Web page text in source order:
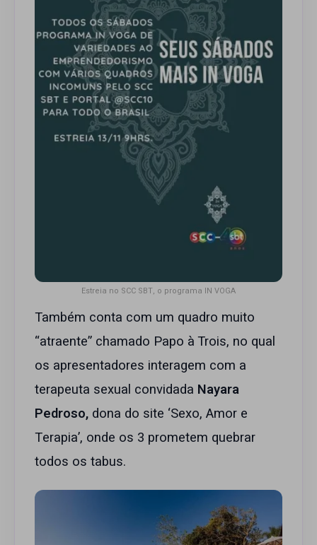
Estreia no SCC SBT, o programa IN VOGA
Também conta com um quadro muito
“atraente” chamado Papo à Trois, no qual
os apresentadores interagem com a
terapeuta sexual convidada Nayara
Pedroso, dona do site ‘Sexo, Amor e
Terapia’, onde os 3 prometem quebrar
todos os tabus.